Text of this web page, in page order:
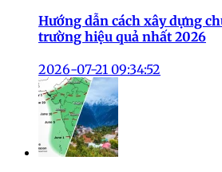
Hướng dẫn cách xây dựng
trường hiệu quả nhất 2026
2026-07-21 09:34:52